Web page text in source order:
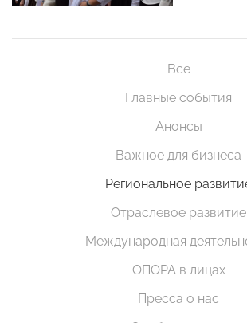
Все
Главные события
Анонсы
Важное для бизнеса
Региональное
Отраслевое развитие
Международная
ОПОРА в лицах
Пресса о нас